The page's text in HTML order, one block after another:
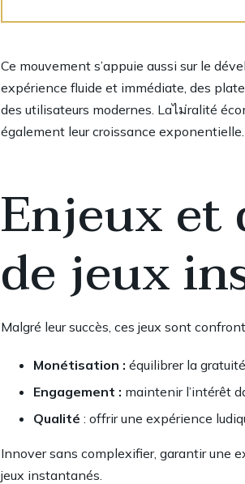
Ce mouvement s’appuie aussi sur le
expérience fluide et immédiate, des
des utilisateurs modernes. Laไม่ralité
également leur croissance exponentielle.
Enjeux et
de jeux
Malgré leur succès, ces jeux sont
Monétisation : équilibrer la
Engagement : maintenir l’intérêt
Qualité : offrir une expérience
Innover sans complexifier, garantir une
jeux instantanés.